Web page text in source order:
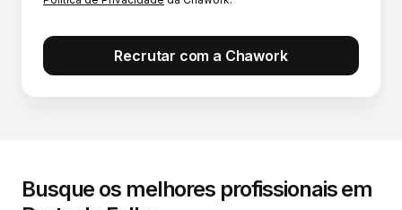
Recrutar com a Chawork
Busque os melhores profissionais em